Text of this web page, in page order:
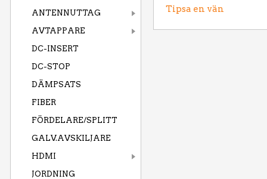
ANTENNUTTAG
AVTAPPARE
DC-INSERT
DC-STOP
DÄMPSATS
FIBER
FÖRDELARE/SPLITT
GALV.AVSKILJARE
HDMI
JORDNING
Tipsa en vän